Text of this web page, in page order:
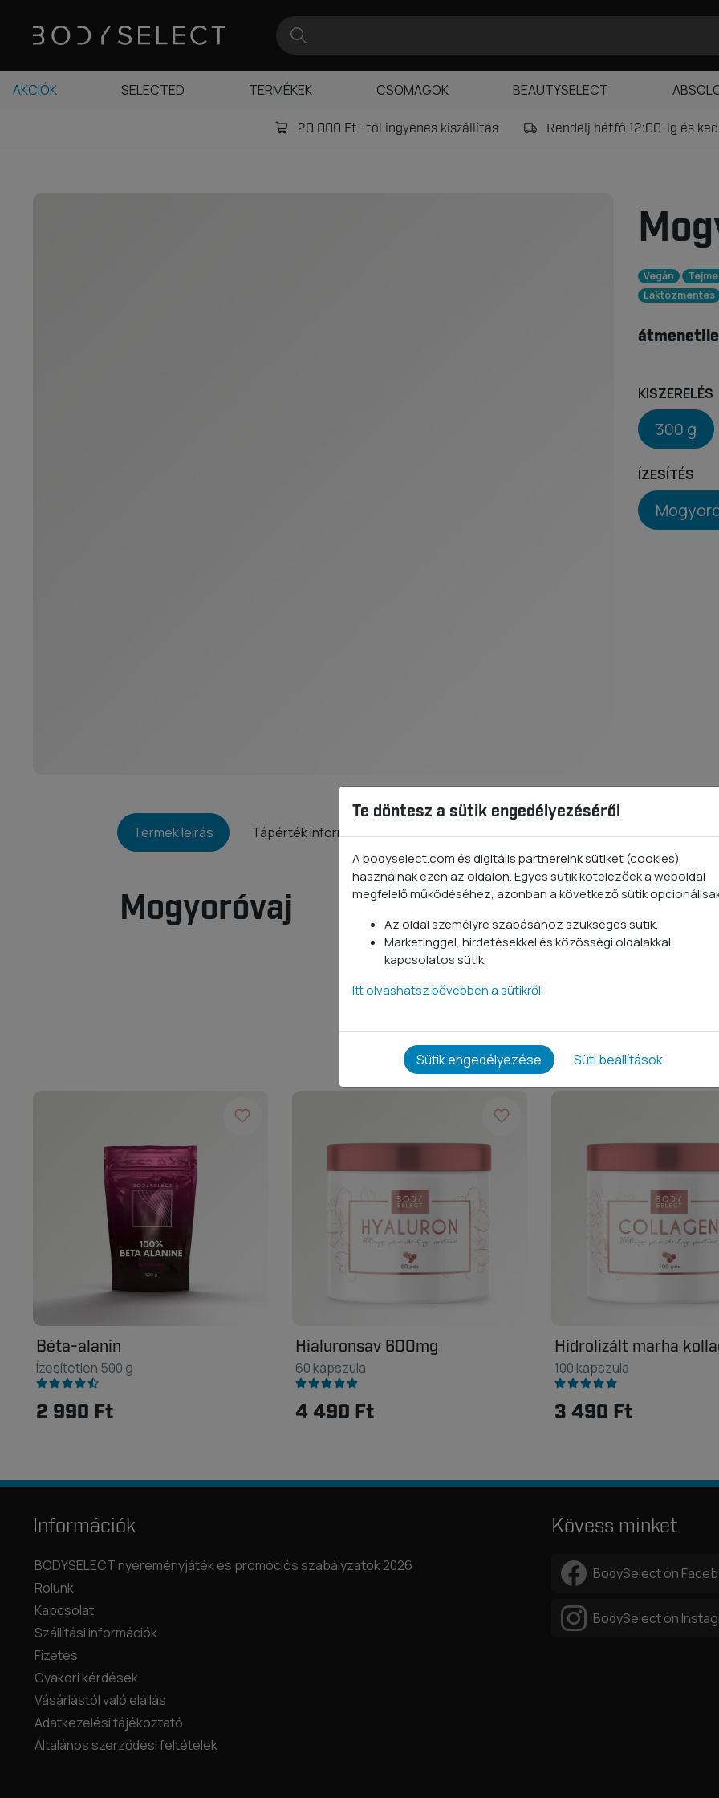
20 000 Ft -tól ingyenes kiszállítás Rendelj hétfő 12:00-ig és
Vegán
Laktózmentes
KISZERELÉS
300 g
ÍZESÍTÉS
Termék leírás Tápérték információ Összetevők
Mogyoróvaj Főbb
Kapcsolódó termékek
Béta-alanin
Ízesítetlen 500 g
2 990 Ft
Hialuronsav 600mg
60 kapszula
4 490 Ft
Hidrolizált marha
100 kapszula
3 490 Ft
AKCIÓK SELECTED TERMÉKEK CSOMAGOK BEAUTYSELECT
Információk
BODYSELECT nyereményjáték és promóciós szabályzatok 2026
Rólunk
Kapcsolat
Szállítási információk
Fizetés
Gyakori kérdések
Vásárlástól való elállás
Adatkezelési tájékoztató
Általános szerződési feltételek
Kövess minket
BodySelect on
BodySelect on
Te döntesz a sütik engedélyezéséről
A bodyselect.com és digitális partnereink sütiket (cookies)
használnak ezen az oldalon. Egyes sütik kötelezőek a weboldal
megfelelő működéséhez, azonban a következő sütik
Az oldal személyre szabásához szükséges sütik.
Marketinggel, hirdetésekkel és közösségi oldalakkal
kapcsolatos sütik.
Itt olvashatsz bővebben a sütikről.
Sütik engedélyezése Süti beállítások